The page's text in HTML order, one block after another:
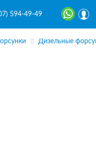
594-49-49
Дизельные